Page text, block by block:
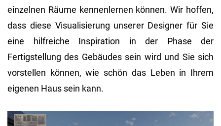
einzelnen Räume kennenlernen können. Wir hoffen,
dass diese Visualisierung unserer Designer für Sie
eine hilfreiche Inspiration in der Phase der
Fertigstellung des Gebäudes sein wird und Sie sich
vorstellen können, wie schön das Leben in Ihrem
eigenen Haus sein kann.